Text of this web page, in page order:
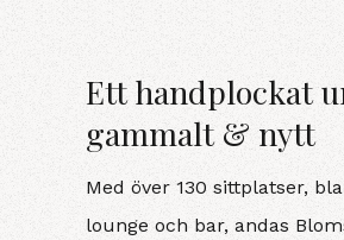
Ett handplockat
gammalt & nytt
Med över 130 sittplatser,
lounge och bar, andas